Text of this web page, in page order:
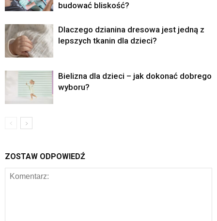
budować bliskość?
Dlaczego dzianina dresowa jest jedną z
lepszych tkanin dla dzieci?
Bielizna dla dzieci – jak dokonać dobrego
wyboru?
ZOSTAW ODPOWIEDŹ